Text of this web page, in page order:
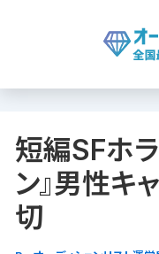
ス
短編SFホ
ン』男性キ
切